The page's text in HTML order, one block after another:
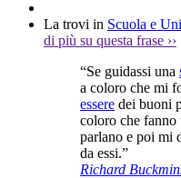
La trovi in Scuola e
di più su questa frase ››
“Se guidassi una
a coloro che mi
essere dei buoni
coloro che fanno
parlano e poi mi
da essi.”
Richard